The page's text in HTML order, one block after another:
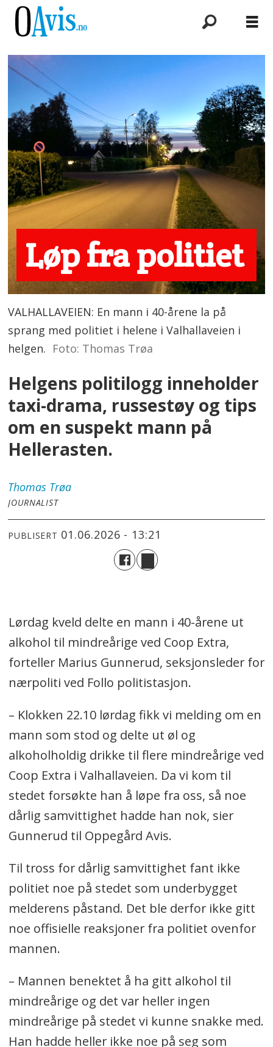
Løp fra politiet
VALHALLAVEIEN: En mann i 40-årene la på
sprang med politiet i helene i Valhallaveien i
helgen. Foto: Thomas Trøa
Helgens politilogg inneholder
taxi-drama, russestøy og tips
om en suspekt mann på
Hellerasten.
Thomas Trøa
JOURNALIST
PUBLISERT 01.06.2026 - 13:21
Lørdag kveld delte en mann i 40-årene ut
alkohol til mindreårige ved Coop Extra,
forteller Marius Gunnerud, seksjonsleder for
nærpoliti ved Follo politistasjon.
– Klokken 22.10 lørdag fikk vi melding om en
mann som stod og delte ut øl og
alkoholholdig drikke til flere mindreårige ved
Coop Extra i Valhallaveien. Da vi kom til
stedet forsøkte han å løpe fra oss, så noe
dårlig samvittighet hadde han nok, sier
Gunnerud til Oppegård Avis.
Til tross for dårlig samvittighet fant ikke
politiet noe på stedet som underbygget
melderens påstand. Det ble derfor ikke gitt
noe offisielle reaksjoner fra politiet ovenfor
mannen.
– Mannen benektet å ha gitt alkohol til
mindreårige og det var heller ingen
mindreårige på stedet vi kunne snakke med.
Han hadde heller ikke noe på seg som